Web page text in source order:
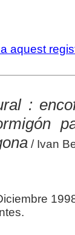
aquest
:
/ Ivan